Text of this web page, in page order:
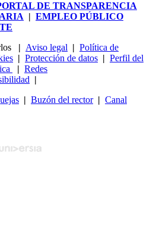
DE TRANSPARENCIA
| EMPLEO PÚBLICO
| Aviso legal | Política de
| Protección de datos | Perfil del
| Redes
|
| Buzón del rector| Canal